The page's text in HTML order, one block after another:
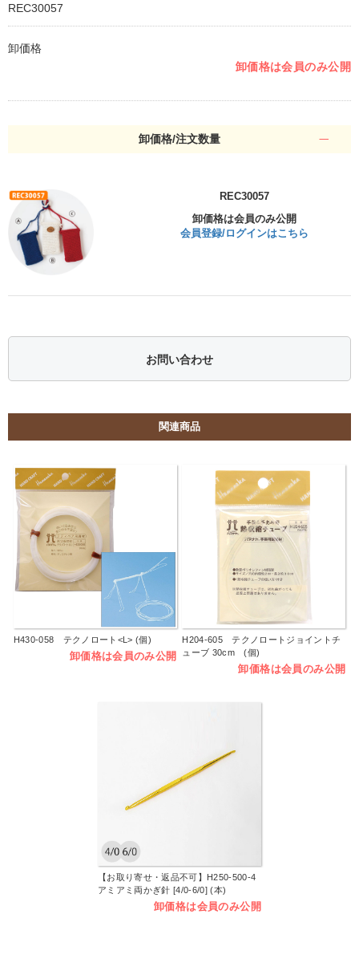
REC30057
卸価格
卸価格は会員のみ公開
卸価格/注文数量
REC30057
卸価格は会員のみ公開
会員登録/ログインはこちら
お問い合わせ
関連商品
H430-058 テクノロート<L> (個)
卸価格は会員のみ公開
H204-605 テクノロートジョイントチ
ューブ 30cm (個)
卸価格は会員のみ公開
【お取り寄せ・返品不可】H250-500-4
アミアミ両かぎ針 [4/0-6/0] (本)
卸価格は会員のみ公開